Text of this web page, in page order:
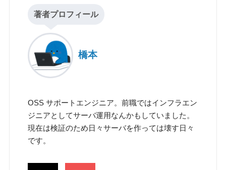
著者プロフィール
橋本
OSS サポートエンジニア。前職ではインフラエン
ジニアとしてサーバ運用なんかもしていました。
現在は検証のため日々サーバを作っては壊す日々
です。